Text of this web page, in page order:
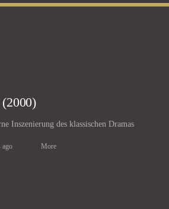
Inszenierung des klassischen Dramas
ago More